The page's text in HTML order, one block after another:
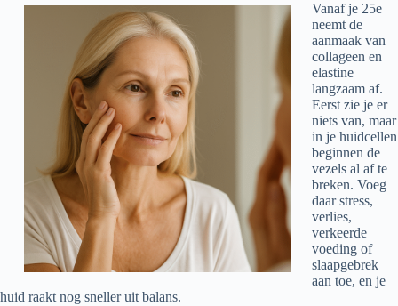
Vanaf je 25e
neemt de
aanmaak van
collageen en
elastine
langzaam af.
Eerst zie je er
niets van, maar
in je huidcellen
beginnen de
vezels al af te
breken. Voeg
daar stress,
verlies,
verkeerde
voeding of
slaapgebrek
aan toe, en je
huid raakt nog sneller uit balans.